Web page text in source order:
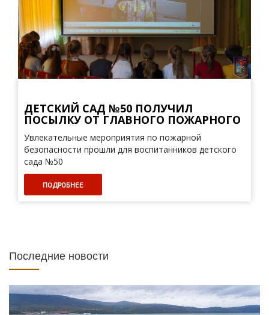
ДЕТСКИЙ САД №50 ПОЛУЧИЛ
ПОСЫЛКУ ОТ ГЛАВНОГО ПОЖАРНОГО
Увлекательные мероприятия по пожарной
безопасности прошли для воспитанников детского
сада №50
ПОДРОБНЕЕ
Последние новости